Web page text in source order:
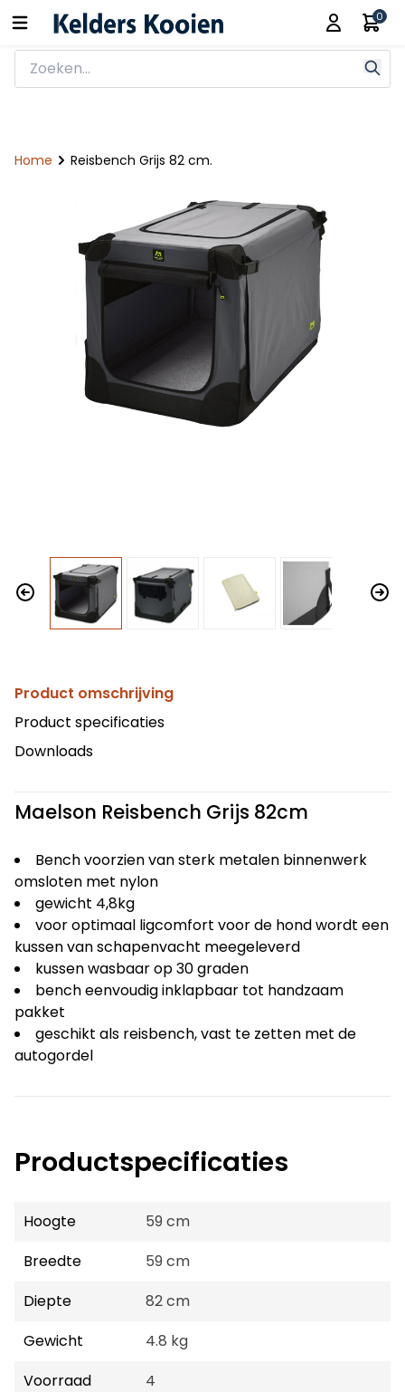
0
Home Reisbench Grijs 82 cm.
Product omschrijving
Product specificaties
Downloads
Maelson Reisbench Grijs 82cm
Bench voorzien van sterk metalen binnenwerk
omsloten met nylon
gewicht 4,8kg
voor optimaal ligcomfort voor de hond wordt een
kussen van schapenvacht meegeleverd
kussen wasbaar op 30 graden
bench eenvoudig inklapbaar tot handzaam
pakket
geschikt als reisbench, vast te zetten met de
autogordel
Productspecificaties
Hoogte
59 cm
Breedte
59 cm
Diepte
82 cm
Gewicht
4.8 kg
Voorraad
4